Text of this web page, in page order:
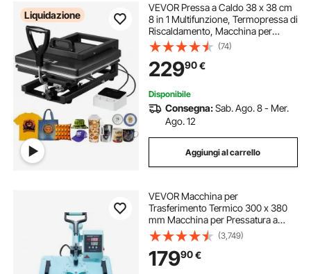
Liquidazione
VEVOR Pressa a Caldo 38 x 38 cm
8 in 1 Multifunzione, Termopressa di
Riscaldamento, Macchina per
Pressa a Caldo a Sublimazione per
Magliette, Trasferimento Termico,
Nero
(74)
22990€
Disponibile
Consegna:Sab. Ago. 8 - Mer.
Ago. 12
Aggiungi al carrello
VEVOR Macchina per
Trasferimento Termico 300 x 380
mm Macchina per Pressatura a
Caldo con Pressa a Tamburo 0,85
kg Pressatura per Magliette
Oscillante a 360° per
Magliette/Tazze/Piatti, Verde
(3,749)
17990€